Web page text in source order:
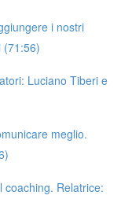
i nostri
(71:56)
Luciano Tiberi e
meglio.
coaching. Relatrice: